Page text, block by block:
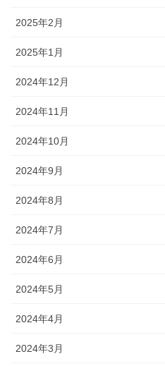
2025年2月
2025年1月
2024年12月
2024年11月
2024年10月
2024年9月
2024年8月
2024年7月
2024年6月
2024年5月
2024年4月
2024年3月